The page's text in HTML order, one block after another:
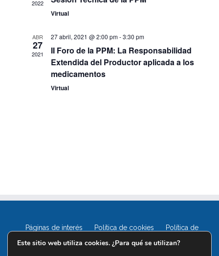
2022
Virtual
ABR
27
2021
27 abril, 2021 @ 2:00 pm-3:30 pm
II Foro de la PPM: La Responsabilidad
Extendida del Productor aplicada a los
medicamentos
Virtual
Páginas de interés Política de cookies
Política de
privacidad
Este sitio web utiliza cookies. ¿Para qué se utilizan?